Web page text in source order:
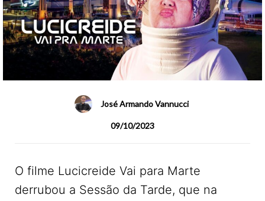
José Armando Vannucci
09/10/2023
O filme Lucicreide Vai para Marte
derrubou a Sessão da Tarde, que na